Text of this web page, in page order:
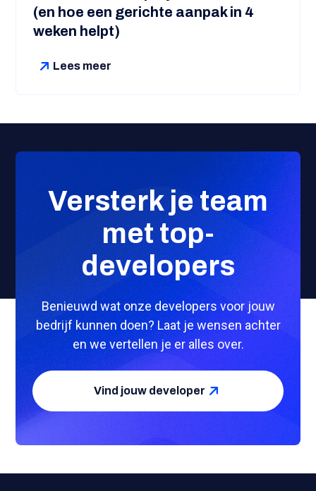
(en hoe een gerichte aanpak in 4
weken helpt)
Lees meer
Versterk je team
met top-
developers
Benieuwd wat onze developers voor jouw
bedrijf kunnen doen? Laat je wensen achter
en we vertellen je er alles over.
Vind jouw developer